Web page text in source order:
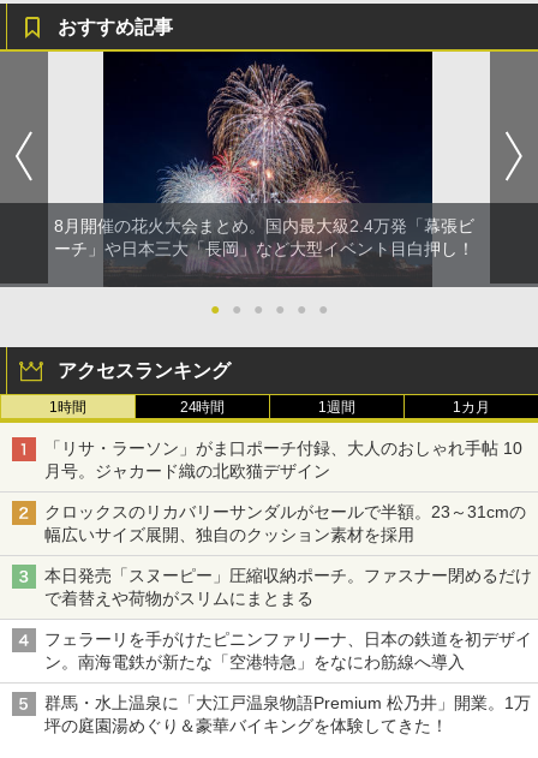
おすすめ記事
8月開催の花火大会まとめ。国内最大級2.4万発「幕張ビ
ーチ」や日本三大「長岡」など大型イベント目白押し！
● ● ● ● ● ●
アクセスランキング
1時間 24時間 1週間 1カ月
「リサ・ラーソン」がま口ポーチ付録、大人のおしゃれ手帖 10
月号。ジャカード織の北欧猫デザイン
クロックスのリカバリーサンダルがセールで半額。23～31cmの
幅広いサイズ展開、独自のクッション素材を採用
本日発売「スヌーピー」圧縮収納ポーチ。ファスナー閉めるだけ
で着替えや荷物がスリムにまとまる
フェラーリを手がけたピニンファリーナ、日本の鉄道を初デザイ
ン。南海電鉄が新たな「空港特急」をなにわ筋線へ導入
群馬・水上温泉に「大江戸温泉物語Premium 松乃井」開業。1万
坪の庭園湯めぐり＆豪華バイキングを体験してきた！